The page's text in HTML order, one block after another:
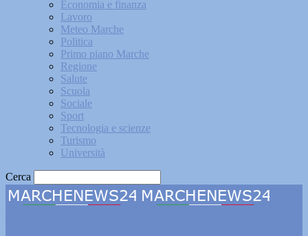
Economia e finanza
Lavoro
Meteo Marche
Politica
Primo piano Marche
Regione
Salute
Scuola
Sociale
Sport
Tecnologia e scienze
Turismo
Università
Cerca